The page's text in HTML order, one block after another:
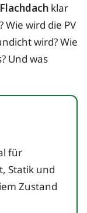
klar
wird die PV
wird? Wie
Und was
für
Statik und
Zustand